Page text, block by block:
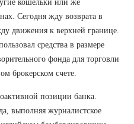
кошельки или же
Сегодня жду возврата в
движения к верхней границе.
средства в размере
фонда для торговли
брокерском счете.
позиции банка.
выполняя журналистское